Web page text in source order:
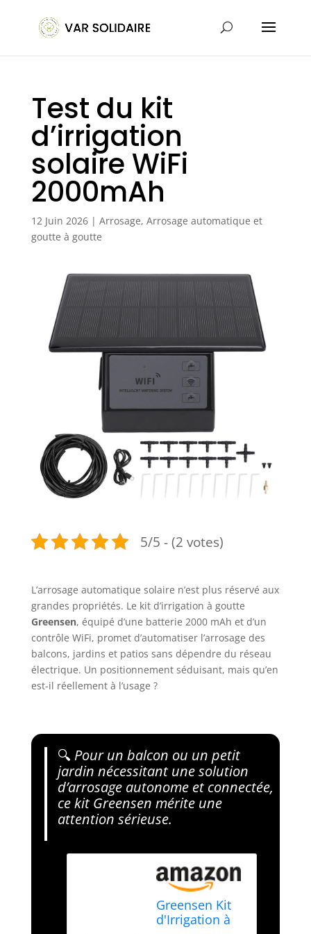
Test du kit
d’irrigation
solaire WiFi
2000mAh
12 Juin 2026| Arrosage, Arrosage automatique et
goutte à goutte
5/5 - (2 votes)
L’arrosage automatique solaire n’est plus réservé aux
grandes propriétés. Le kit d’irrigation à goutte
Greensen, équipé d’une batterie 2000 mAh et d’un
contrôle WiFi, promet d’automatiser l’arrosage des
balcons, jardins et patios sans dépendre du réseau
électrique. Un positionnement séduisant, mais qu’en
est-il réellement à l’usage ?
🔍 Pour un balcon ou un petit
jardin nécessitant une solution
d’arrosage autonome et connectée,
ce kit Greensen mérite une
attention sérieuse.
Greensen Kit
d'Irrigation à